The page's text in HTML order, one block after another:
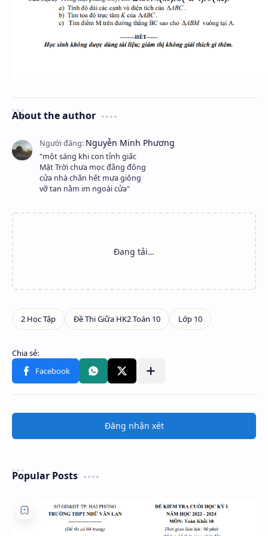
About the author
"một sáng khi con tỉnh giấc
Mặt Trời chưa mọc đằng đông
cửa nhà chắn hết mưa giông
vỡ tan nằm im ngoài cửa"
Đăng nhận xét
Popular Posts